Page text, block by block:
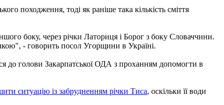
походження, тоді як раніше така кількість сміття
боку, через річки Латориця і Борог з боку Словаччини.
- говорить посол Угорщини в Україні.
до голови Закарпатської ОДА з проханням допомогти в
ситуацію із забрудненням річки Тиса, оскільки її води